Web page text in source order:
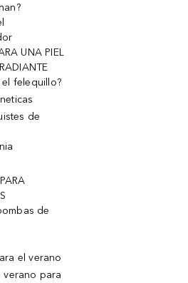
UNA PIEL
felequillo?
de
de
el verano
verano para